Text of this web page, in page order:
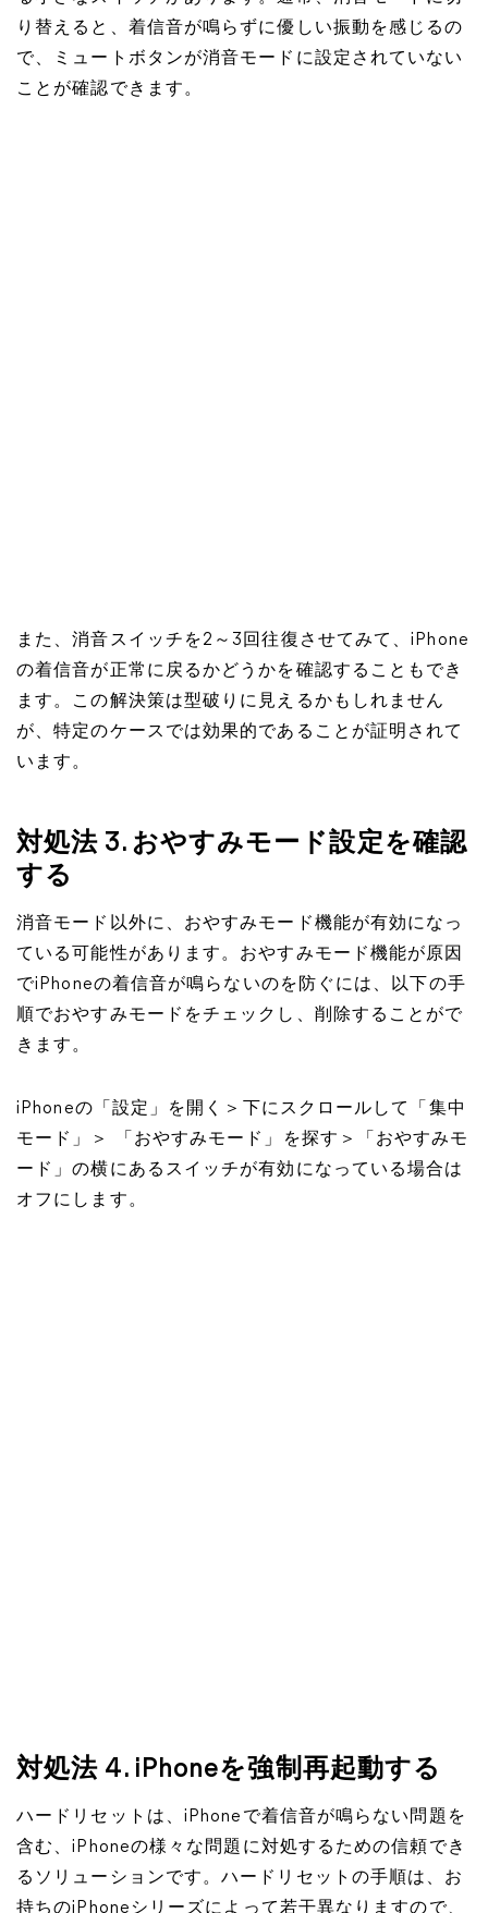
り替えると、着信音が鳴らずに優しい振動を感じるの
で、ミュートボタンが消音モードに設定されていない
ことが確認できます。
また、消音スイッチを2～3回往復させてみて、iPhone
の着信音が正常に戻るかどうかを確認することもでき
ます。この解決策は型破りに見えるかもしれません
が、特定のケースでは効果的であることが証明されて
います。
対処法 3. おやすみモード設定を確認
する
消音モード以外に、おやすみモード機能が有効になっ
ている可能性があります。おやすみモード機能が原因
でiPhoneの着信音が鳴らないのを防ぐには、以下の手
順でおやすみモードをチェックし、削除することがで
きます。
iPhoneの「設定」を開く＞下にスクロールして「集中
モード」＞ 「おやすみモード」を探す＞「おやすみモ
ード」の横にあるスイッチが有効になっている場合は
オフにします。
対処法 4. iPhoneを強制再起動する
ハードリセットは、iPhoneで着信音が鳴らない問題を
含む、iPhoneの様々な問題に対処するための信頼でき
るソリューションです。ハードリセットの手順は、お
持ちのiPhoneシリーズによって若干異なりますので、